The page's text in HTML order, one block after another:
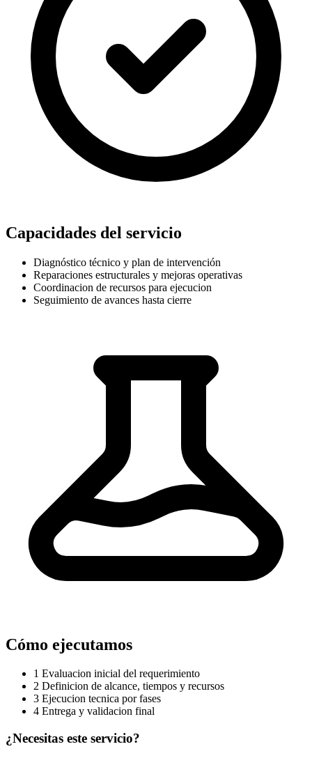
Capacidades del servicio
Diagnóstico técnico y plan de intervención
Reparaciones estructurales y mejoras operativas
Coordinacion de recursos para ejecucion
Seguimiento de avances hasta cierre
Cómo ejecutamos
1 Evaluacion inicial del requerimiento
2 Definicion de alcance, tiempos y recursos
3 Ejecucion tecnica por fases
4 Entrega y validacion final
¿Necesitas este servicio?